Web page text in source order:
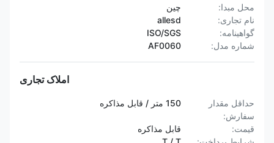
محل مبدا:
چین
نام تجاری:
allesd
گواهینامه:
ISO/SGS
شماره مدل:
AF0060
املاک تجاری
حداقل مقدار
سفارش:
150 متر / قابل مذاکره
قیمت:
قابل مذاکره